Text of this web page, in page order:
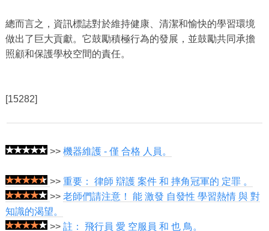
總而言之，資訊標誌對於維持健康、清潔和愉快的學習環境
做出了巨大貢獻。它鼓勵積極行為的發展，並鼓勵共同承擔
照顧和保護學校空間的責任。
[15282]
>> 機器維護 - 僅 合格 人員。
>> 重要： 律師 辯護 案件 和 摔角冠軍的 定罪 。
>> 老師們請注意！ 能 激發 自發性 學習熱情 與 對
知識的渴望。
>> 註： 飛行員 愛 空服員 和 也 鳥。